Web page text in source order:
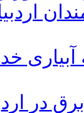
به۵۰ اثر